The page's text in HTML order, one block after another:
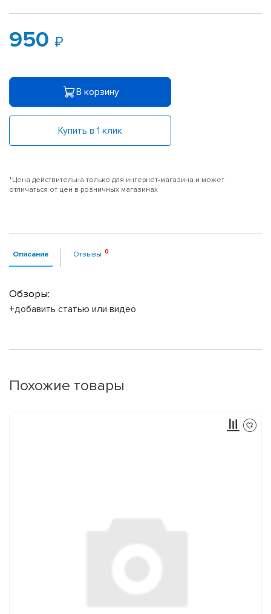
950
В корзину
Купить в 1 клик
*Цена действительна только для интернет-магазина и может
отличаться от цен в розничных магазинах
Описание Отзывы
Обзоры:
+добавить статью или видео
Похожие товары